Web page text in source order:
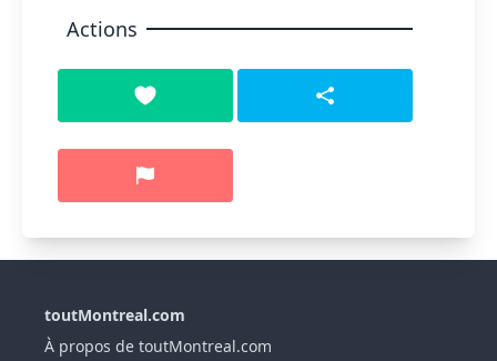
Actions
toutMontreal.com
À propos de toutMontreal.com